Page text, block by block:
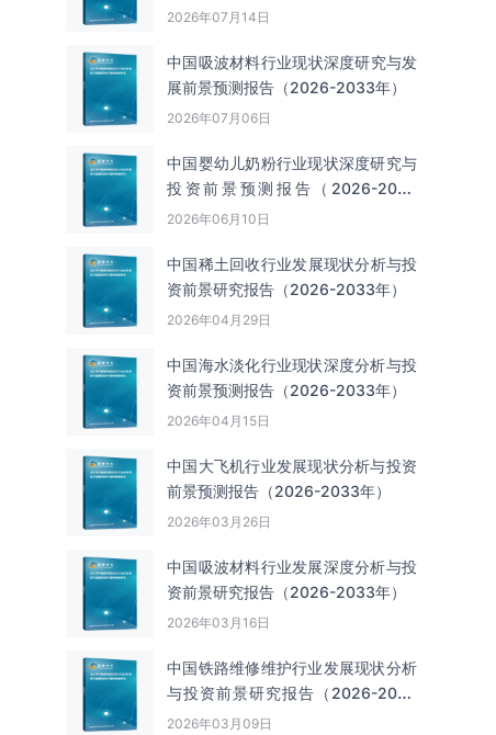
2026年07月14日
中国吸波材料‌‌‌行业现状深度研究与发
展前景预测报告（2026-2033年）
2026年07月06日
中国婴幼儿奶粉行业现状深度研究与
投资前景预测报告（2026-2033
年）
2026年06月10日
中国‌‌稀土回收‌‌行业发展现状分析与投
资前景研究报告（2026-2033年）
2026年04月29日
中国海水淡化行业现状深度分析与投
资前景预测报告（2026-2033年）
2026年04月15日
中国大飞机行业发展现状分析与投资
前景预测报告（2026-2033年）
2026年03月26日
中国吸波材料行业发展深度分析与投
资前景研究报告（2026-2033年）
2026年03月16日
中国铁路维修维护行业发展现状分析
与投资前景研究报告（2026-2033
年）
2026年03月09日